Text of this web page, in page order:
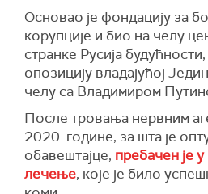
Основао је фондацију за
корупције и био на челу
странке Русија
опозицију владајућој
челу са Владимиром
После тровања нервним
2020. године, за шта је
обавештајце, пребачен је
лечење, које је било